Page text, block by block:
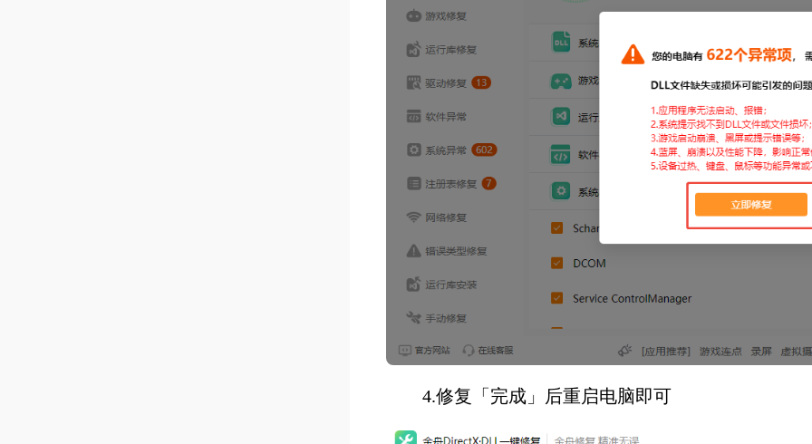
4.修复「完成」后重启电脑即可